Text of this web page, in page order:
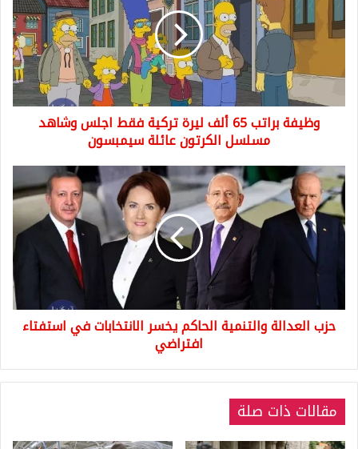
ألف
ليرة
فقط
وشاهد
مسلسل
الكرتون
سيمبسون
وظيفة براتب 65 ألف ليرة تركية فقط اجلس وشاهد
مسلسل الكرتون عائلة سيمبسون
حزب
العدالة
والتنمية
الحاكم
الانتخابات
افتراضي
حزب العدالة والتنمية الحاكم يخسر الانتخابات في استفتاء
افتراضي
مقالات ذات صلة